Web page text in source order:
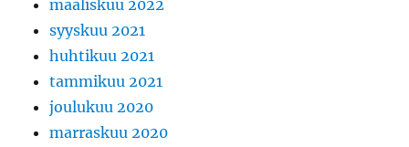
maaliskuu 2022
syyskuu 2021
huhtikuu 2021
tammikuu 2021
joulukuu 2020
marraskuu 2020